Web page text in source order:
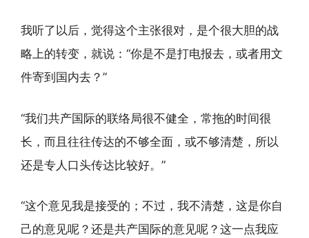
我听了以后，觉得这个主张很对，是个很大胆的战
略上的转变，就说：“你是不是打电报去，或者用文
件寄到国内去？”
“我们共产国际的联络局很不健全，常拖的时间很
长，而且往往传达的不够全面，或不够清楚，所以
还是专人口头传达比较好。”
“这个意见我是接受的；不过，我不清楚，这是你自
己的意见呢？还是共产国际的意见呢？这一点我应